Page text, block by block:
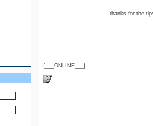
{___ONLINE___}
thanks for the